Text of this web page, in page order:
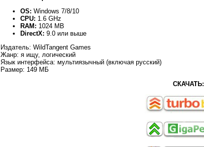
OS: Windows 7/8/10
CPU: 1.6 GHz
RAM: 1024 MB
DirectX: 9.0 или выше
Издатель: WildTangent Games
Жанр: я ищу, логический
Язык интерфейса: мультиязычный (включая русский)
Размер: 149 МБ
СКАЧАТЬ: